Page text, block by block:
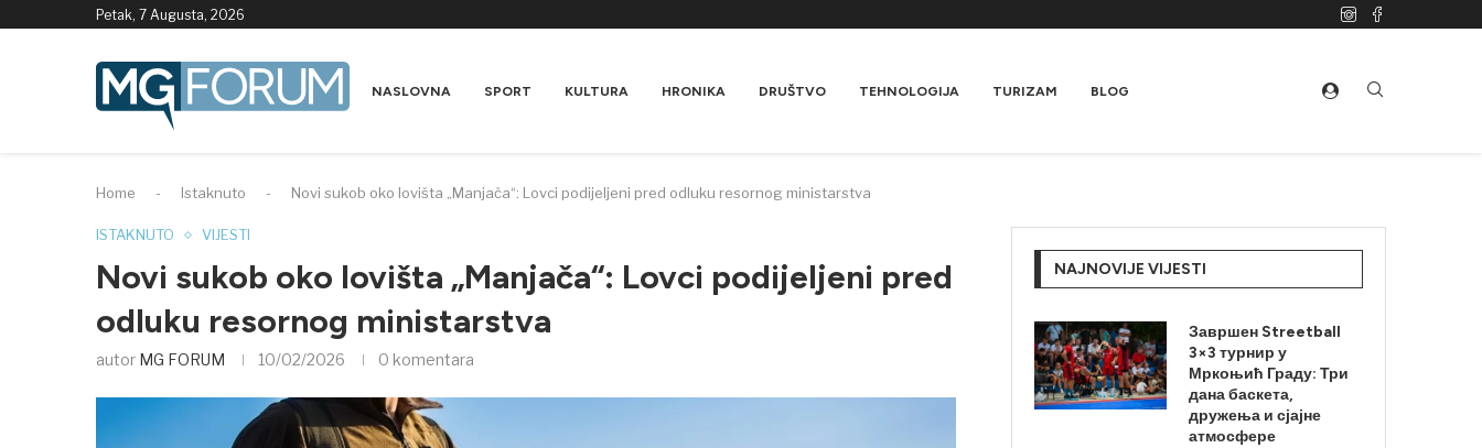
Petak, 7 Augusta, 2026
NASLOVNA SPORT KULTURA HRONIKA DRUŠTVO TEHNOLOGIJA TURIZAM BLOG
Home - Istaknuto - Novi sukob oko lovišta „Manjača“: Lovci podijeljeni pred odluku resornog ministarstva
ISTAKNUTO VIJESTI
Novi sukob oko lovišta „Manjača“: Lovci podijeljeni pred
odluku resornog ministarstva
autor MG FORUM 10/02/2026 0 komentara
NAJNOVIJE VIJESTI
Завршен Streetball
3×3 турнир у
Мркоњић Граду: Три
дана баскета,
дружења и сјајне
атмосфере